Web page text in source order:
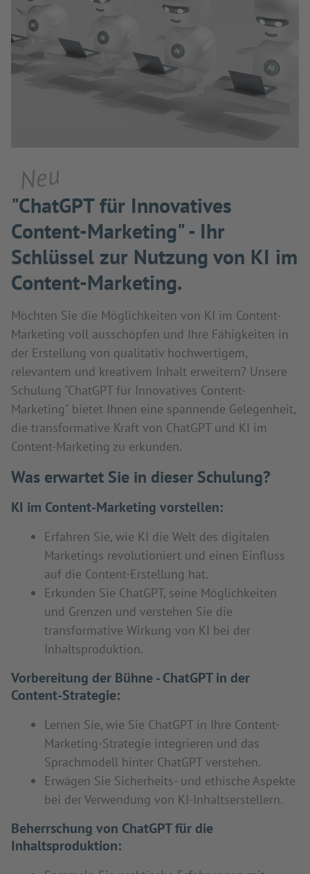
Neu
"ChatGPT für Innovatives
Content-Marketing" - Ihr
Schlüssel zur Nutzung von KI im
Content-Marketing.
Möchten Sie die Möglichkeiten von KI im Content-
Marketing voll ausschöpfen und Ihre Fähigkeiten in
der Erstellung von qualitativ hochwertigem,
relevantem und kreativem Inhalt erweitern? Unsere
Schulung "ChatGPT für Innovatives Content-
Marketing" bietet Ihnen eine spannende Gelegenheit,
die transformative Kraft von ChatGPT und KI im
Content-Marketing zu erkunden.
Was erwartet Sie in dieser Schulung?
KI im Content-Marketing vorstellen:
Erfahren Sie, wie KI die Welt des digitalen
Marketings revolutioniert und einen Einfluss
auf die Content-Erstellung hat.
Erkunden Sie ChatGPT, seine Möglichkeiten
und Grenzen und verstehen Sie die
transformative Wirkung von KI bei der
Inhaltsproduktion.
Vorbereitung der Bühne - ChatGPT in der
Content-Strategie:
Lernen Sie, wie Sie ChatGPT in Ihre Content-
Marketing-Strategie integrieren und das
Sprachmodell hinter ChatGPT verstehen.
Erwägen Sie Sicherheits- und ethische Aspekte
bei der Verwendung von KI-Inhaltserstellern.
Beherrschung von ChatGPT für die
Inhaltsproduktion: